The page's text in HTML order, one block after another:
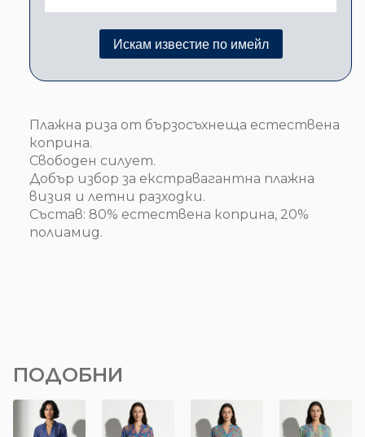
Плажна риза от бързосъхнеща естествена
коприна.
Свободен силует.
Добър избор за екстравагантна плажна
визия и летни разходки.
Състав: 80% естествена коприна, 20%
полиамид.
ПОДОБНИ